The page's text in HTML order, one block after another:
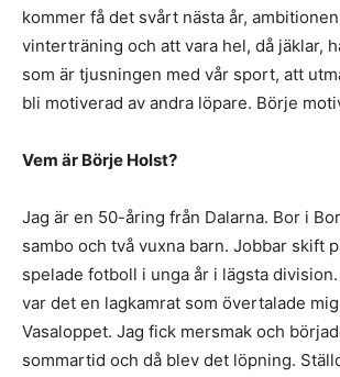
kommer få det svårt nästa år,
vinterträning och att vara hel, då jäklar,
som är tjusningen med vår sport, att
bli motiverad av andra löpare. Börje
Vem är Börje Holst?
Jag är en 50-åring från Dalarna. Bor i
sambo och två vuxna barn. Jobbar skift
spelade fotboll i unga år i lägsta
var det en lagkamrat som övertalade
Vasaloppet. Jag fick mersmak och
sommartid och då blev det löpning.